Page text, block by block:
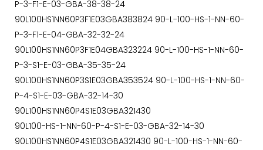
P-3-F1-E-03-GBA-38-38-24
90L100HS1NN60P3F1E03GBA383824 90-L-100-HS-1-NN-60-
P-3-F1-E-04-GBA-32-32-24
90L100HS1NN60P3F1E04GBA323224 90-L-100-HS-1-NN-60-
P-3-S1-E-03-GBA-35-35-24
90L100HS1NN60P3S1E03GBA353524 90-L-100-HS-1-NN-60-
P-4-S1-E-03-GBA-32-14-30
90L100HS1NN60P4S1E03GBA321430
90L100-HS-1-NN-60-P-4-S1-E-03-GBA-32-14-30
90L100HS1NN60P4S1E03GBA321430 90-L-100-HS-1-NN-60-